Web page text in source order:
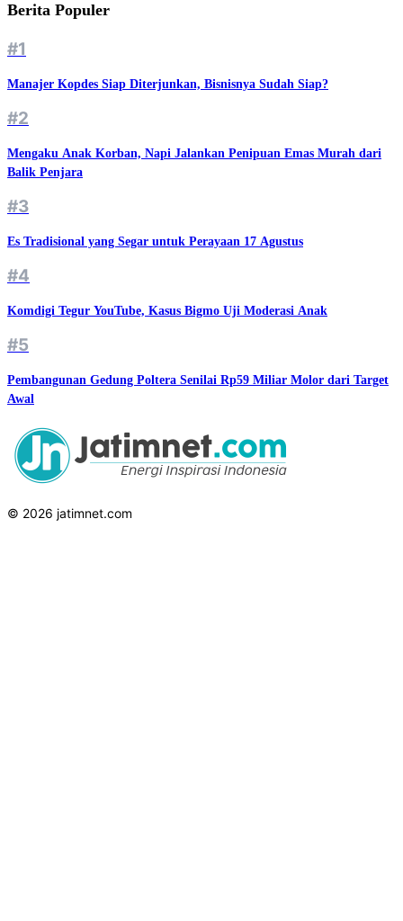
Berita Populer
#1
Manajer Kopdes Siap Diterjunkan, Bisnisnya Sudah Siap?
#2
Mengaku Anak Korban, Napi Jalankan Penipuan Emas Murah dari
Balik Penjara
#3
Es Tradisional yang Segar untuk Perayaan 17 Agustus
#4
Komdigi Tegur YouTube, Kasus Bigmo Uji Moderasi Anak
#5
Pembangunan Gedung Poltera Senilai Rp59 Miliar Molor dari Target
Awal
© 2026 jatimnet.com